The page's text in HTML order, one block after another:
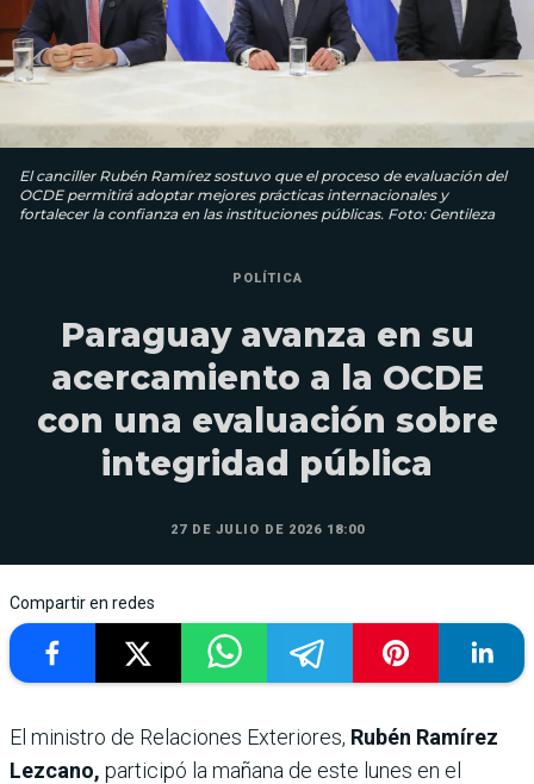
El canciller Rubén Ramírez sostuvo que el proceso de evaluación del
OCDE permitirá adoptar mejores prácticas internacionales y
fortalecer la confianza en las instituciones públicas. Foto: Gentileza
POLÍTICA
Paraguay avanza en su
acercamiento a la OCDE
con una evaluación sobre
integridad pública
27 DE JULIO DE 2026 18:00
Compartir en redes
El ministro de Relaciones Exteriores, Rubén Ramírez
Lezcano, participó la mañana de este lunes en el